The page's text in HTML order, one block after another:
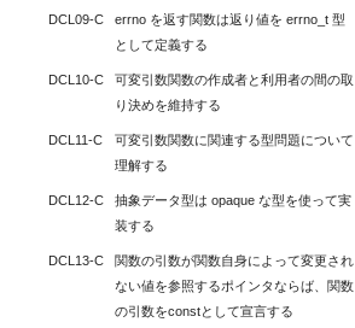
DCL09-C
errno を返す関数は返り値を errno_t 型
として定義する
DCL10-C
可変引数関数の作成者と利用者の間の取
り決めを維持する
DCL11-C
可変引数関数に関連する型問題について
理解する
DCL12-C
抽象データ型は opaque な型を使って実
装する
DCL13-C
関数の引数が関数自身によって変更され
ない値を参照するポインタならば、関数
の引数をconstとして宣言する